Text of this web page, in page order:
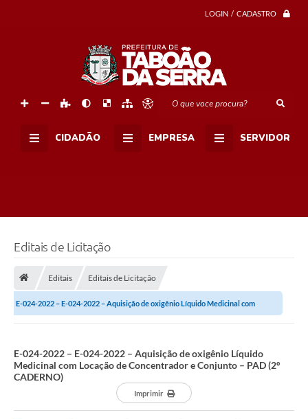
LOGIN / CADASTRO
O que voce procura?
CIDADÃO EMPRESA SERVIDOR
Editais de Licitação
Editais Editais de Licitação
E-024-2022 – E-024-2022 – Aquisição de oxigênio Líquido Medicinal com
E-024-2022 – E-024-2022 – Aquisição de oxigênio Líquido
Medicinal com Locação de Concentrador e Conjunto – PAD (2º
CADERNO)
Imprimir